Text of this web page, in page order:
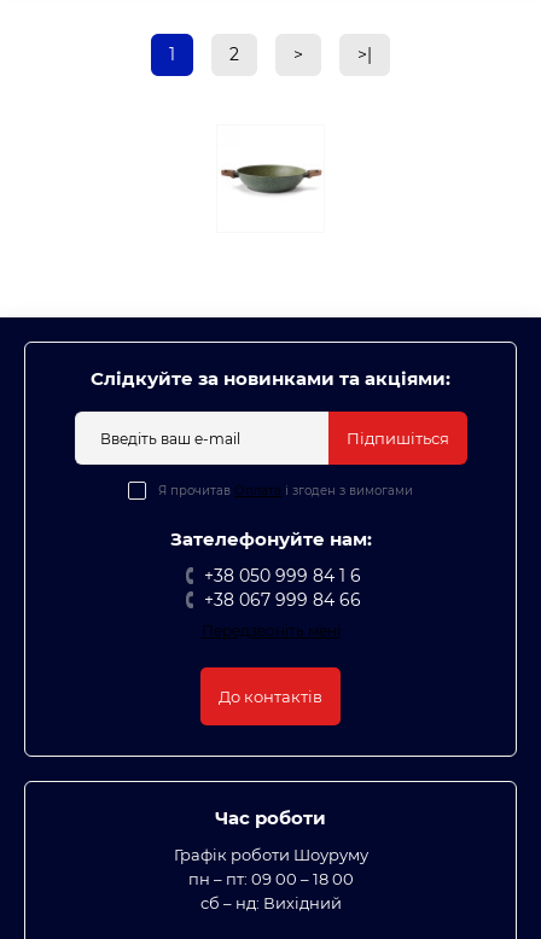
1 2 > >|
Слідкуйте за новинками та акціями:
Підпишіться
Я прочитав Оплата і згоден з вимогами
Зателефонуйте нам:
+38 050 999 84 1 6
+38 067 999 84 66
Передзвоніть мені
До контактів
Час роботи
Графік роботи Шоуруму
пн – пт: 09 00 – 18 00
сб – нд: Вихідний